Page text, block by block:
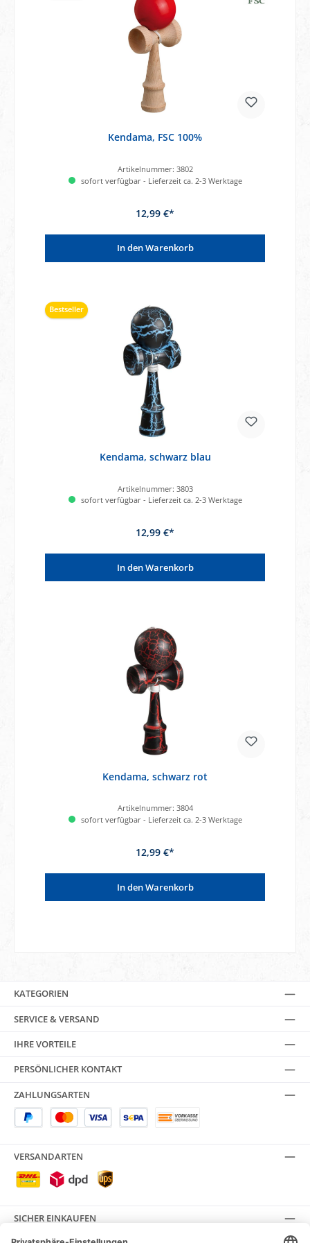
Kendama, FSC 100%
Artikelnummer: 3802
sofort verfügbar - Lieferzeit ca. 2-3 Werktage
12,99 €*
In den Warenkorb
Bestseller
Kendama, schwarz blau
Artikelnummer: 3803
sofort verfügbar - Lieferzeit ca. 2-3 Werktage
12,99 €*
In den Warenkorb
Kendama, schwarz rot
Artikelnummer: 3804
sofort verfügbar - Lieferzeit ca. 2-3 Werktage
12,99 €*
In den Warenkorb
KATEGORIEN
SERVICE & VERSAND
IHRE VORTEILE
PERSÖNLICHER KONTAKT
ZAHLUNGSARTEN
VERSANDARTEN
SICHER EINKAUFEN